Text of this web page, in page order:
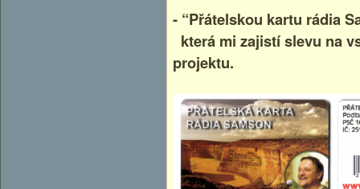
- “Přátelskou kartu rádia
která mi zajistí slevu na
projektu.